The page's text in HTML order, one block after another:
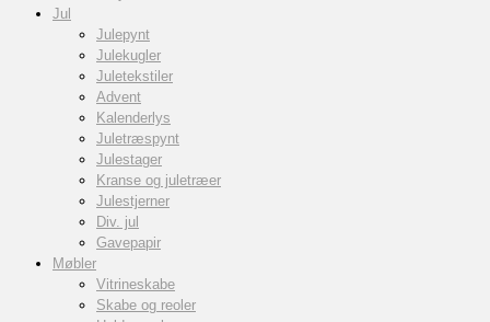
Jul
Julepynt
Julekugler
Juletekstiler
Advent
Kalenderlys
Juletræspynt
Julestager
Kranse og juletræer
Julestjerner
Div. jul
Gavepapir
Møbler
Vitrineskabe
Skabe og reoler